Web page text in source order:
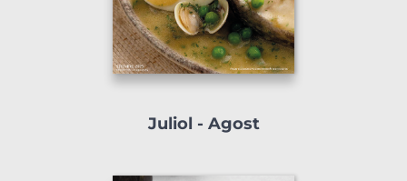
Juliol - Agost